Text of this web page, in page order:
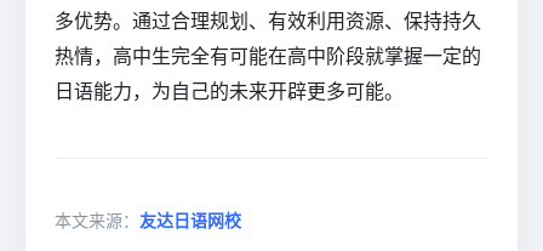
多优势。通过合理规划、有效利用资源、保持持久
热情，高中生完全有可能在高中阶段就掌握一定的
日语能力，为自己的未来开辟更多可能。
本文来源： 友达日语网校